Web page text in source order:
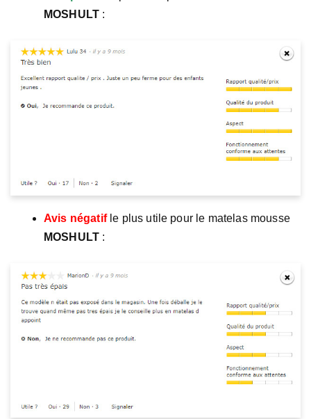
MOSHULT :
Avis négatifle plus utile pour le matelas mousse
MOSHULT :